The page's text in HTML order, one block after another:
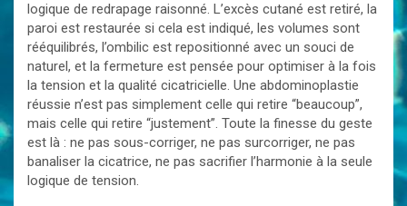
logique de redrapage raisonné. L’excès cutané est retiré, la
paroi est restaurée si cela est indiqué, les volumes sont
rééquilibrés, l’ombilic est repositionné avec un souci de
naturel, et la fermeture est pensée pour optimiser à la fois
la tension et la qualité cicatricielle. Une abdominoplastie
réussie n’est pas simplement celle qui retire “beaucoup”,
mais celle qui retire “justement”. Toute la finesse du geste
est là : ne pas sous-corriger, ne pas surcorriger, ne pas
banaliser la cicatrice, ne pas sacrifier l’harmonie à la seule
logique de tension.